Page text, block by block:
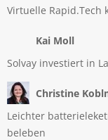
Virtuelle Rapid.Tech
Kai Moll
Solvay investiert in
Christine
Leichter
beleben